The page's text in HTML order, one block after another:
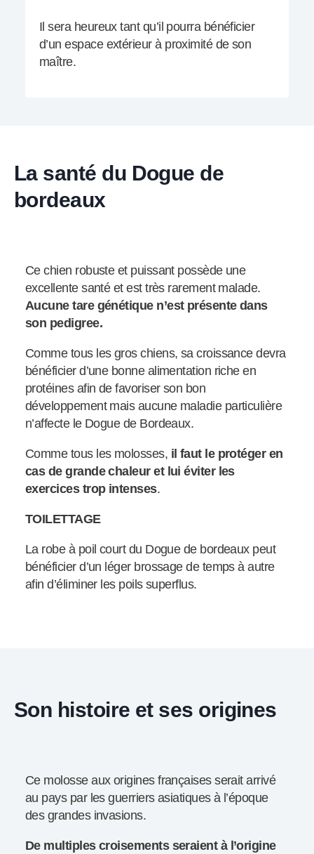
Il sera heureux tant qu’il pourra bénéficier
d’un espace extérieur à proximité de son
maître.
La santé du Dogue de
bordeaux
Ce chien robuste et puissant possède une
excellente santé et est très rarement malade.
Aucune tare génétique n’est présente dans
son pedigree.
Comme tous les gros chiens, sa croissance devra
bénéficier d’une bonne alimentation riche en
protéines afin de favoriser son bon
développement mais aucune maladie particulière
n’affecte le Dogue de Bordeaux.
Comme tous les molosses, il faut le protéger en
cas de grande chaleur et lui éviter les
exercices trop intenses.
TOILETTAGE
La robe à poil court du Dogue de bordeaux peut
bénéficier d’un léger brossage de temps à autre
afin d’éliminer les poils superflus.
Son histoire et ses origines
Ce molosse aux origines françaises serait arrivé
au pays par les guerriers asiatiques à l’époque
des grandes invasions.
De multiples croisements seraient à l’origine